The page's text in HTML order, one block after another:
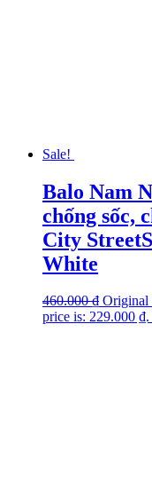
Sale!
Balo Nam
chống sốc,
City
White
460.000₫ Original
price is: 229.000 ₫.